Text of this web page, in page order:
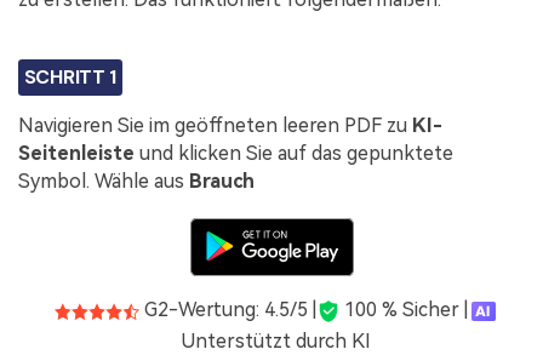
SCHRITT 1
Navigieren Sie im geöffneten leeren PDF zu KI-
Seitenleiste und klicken Sie auf das gepunktete
Symbol. Wähle aus Brauch
G2-Wertung: 4.5/5 |
100 % Sicher |
Unterstützt durch KI